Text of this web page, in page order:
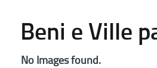
Beni e Ville
No Images found.